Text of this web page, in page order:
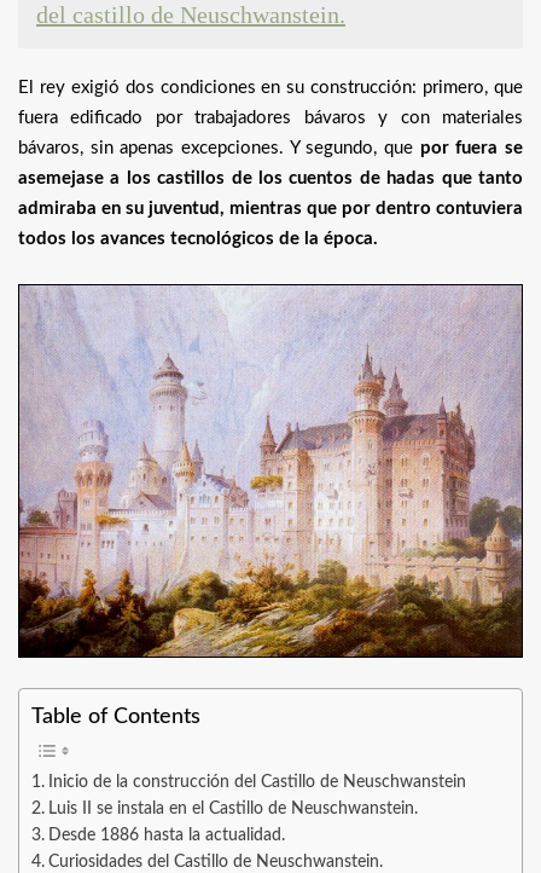
del castillo de Neuschwanstein.
El rey exigió dos condiciones en su construcción: primero, que
fuera edificado por trabajadores bávaros y con materiales
bávaros, sin apenas excepciones. Y segundo, que por fuera se
asemejase a los castillos de los cuentos de hadas que tanto
admiraba en su juventud, mientras que por dentro contuviera
todos los avances tecnológicos de la época.
Table of Contents
Inicio de la construcción del Castillo de Neuschwanstein
Luis II se instala en el Castillo de Neuschwanstein.
Desde 1886 hasta la actualidad.
Curiosidades del Castillo de Neuschwanstein.